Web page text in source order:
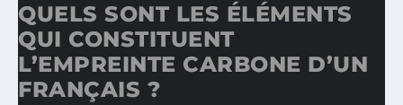
QUELS SONT LES ÉLÉMENTS
QUI CONSTITUENT
L’EMPREINTE CARBONE D’UN
FRANÇAIS ?